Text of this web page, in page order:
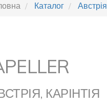
Каталог Австрія
КАРІНТІЯ